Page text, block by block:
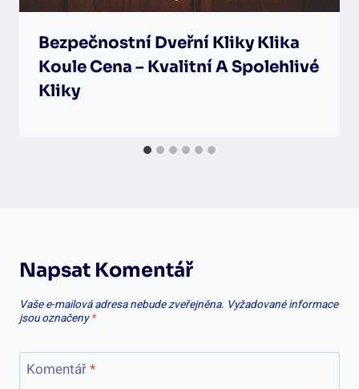
Bezpečnostní Dveřní Kliky Klika
Koule Cena – Kvalitní A Spolehlivé
Kliky
Napsat Komentář
Vaše e-mailová adresa nebude zveřejněna. Vyžadované informace
jsou označeny*
Komentář*